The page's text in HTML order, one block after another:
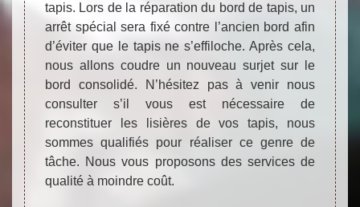
tapis. Lors de la réparation du bord de tapis, un
arrêt spécial sera fixé contre l’ancien bord afin
d’éviter que le tapis ne s’effiloche. Après cela,
nous allons coudre un nouveau surjet sur le
bord consolidé. N’hésitez pas à venir nous
consulter s’il vous est nécessaire de
reconstituer les lisières de vos tapis, nous
sommes qualifiés pour réaliser ce genre de
tâche. Nous vous proposons des services de
qualité à moindre coût.